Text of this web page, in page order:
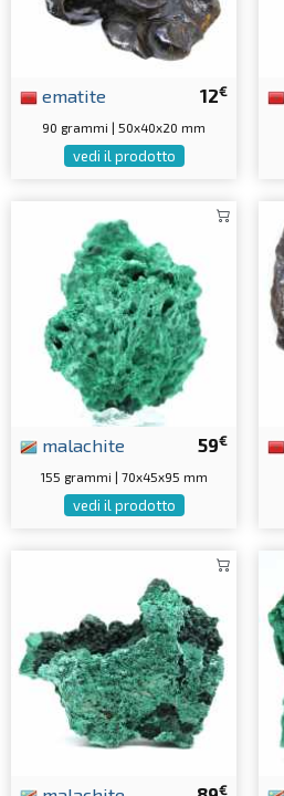
12€
ematite
90 grammi | 50x40x20 mm
vedi il prodotto
59€
malachite
155 grammi | 70x45x95 mm
vedi il prodotto
€